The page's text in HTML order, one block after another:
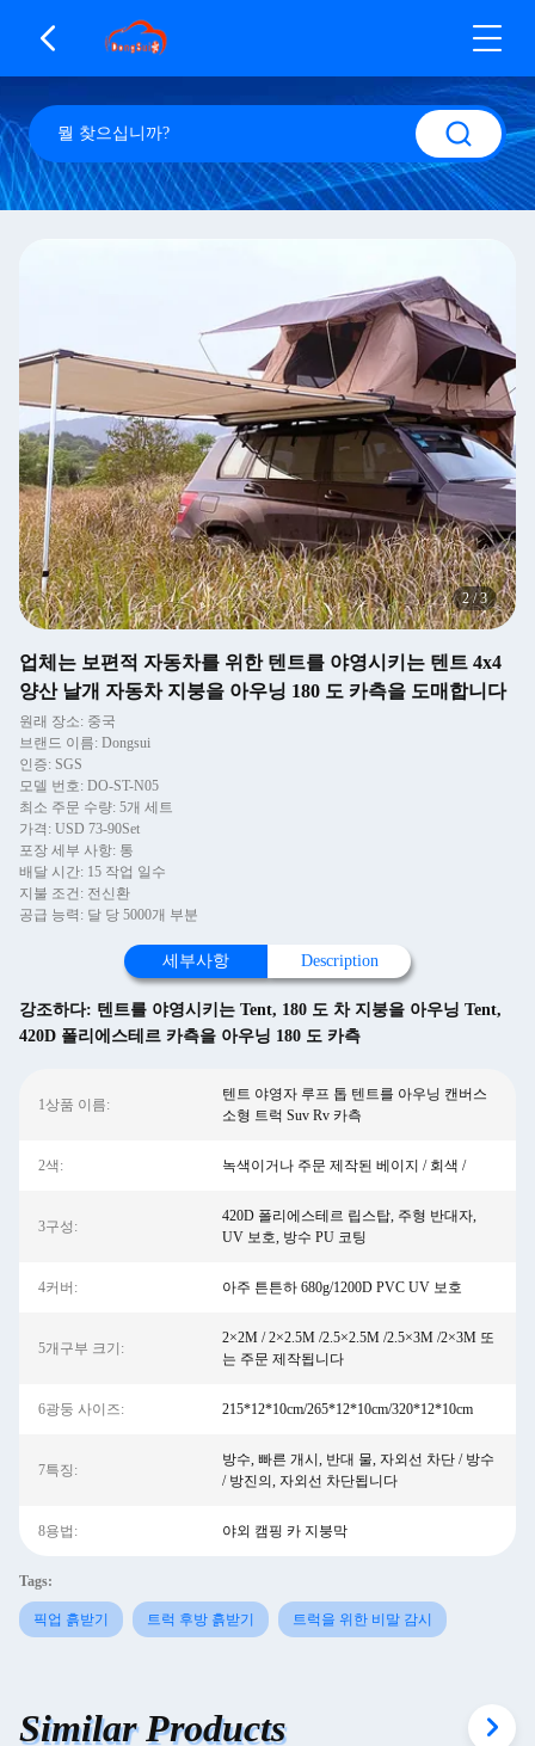
2/3
업체는 보편적 자동차를 위한 텐트를 야영시키는 텐트 4x4
양산 날개 자동차 지붕을 아우닝 180 도 카측을 도매합니다
원래 장소: 중국
브랜드 이름: Dongsui
인증: SGS
모델 번호: DO-ST-N05
최소 주문 수량: 5개 세트
가격: USD 73-90Set
포장 세부 사항: 통
배달 시간: 15 작업 일수
지불 조건: 전신환
공급 능력: 달 당 5000개 부분
세부사항 Description
강조하다: 텐트를 야영시키는 Tent, 180 도 차 지붕을 아우닝 Tent,
420D 폴리에스테르 카측을 아우닝 180 도 카측
1상품 이름:
텐트 야영자 루프 톱 텐트를 아우닝 캔버스
소형 트럭 Suv Rv 카측
2색: 녹색이거나 주문 제작된 베이지 / 회색 /
3구성:
420D 폴리에스테르 립스탑, 주형 반대자,
UV 보호, 방수 PU 코팅
4커버: 아주 튼튼하 680g/1200D PVC UV 보호
5개구부 크기:
2×2M / 2×2.5M /2.5×2.5M /2.5×3M /2×3M 또
는 주문 제작됩니다
6광둥 사이즈: 215*12*10cm/265*12*10cm/320*12*10cm
7특징:
방수, 빠른 개시, 반대 물, 자외선 차단 / 방수
/ 방진의, 자외선 차단됩니다
8용법: 야외 캠핑 카 지붕막
Tags:
픽업 흙받기 트럭 후방 흙받기 트럭을 위한 비말 감시
Similar Products